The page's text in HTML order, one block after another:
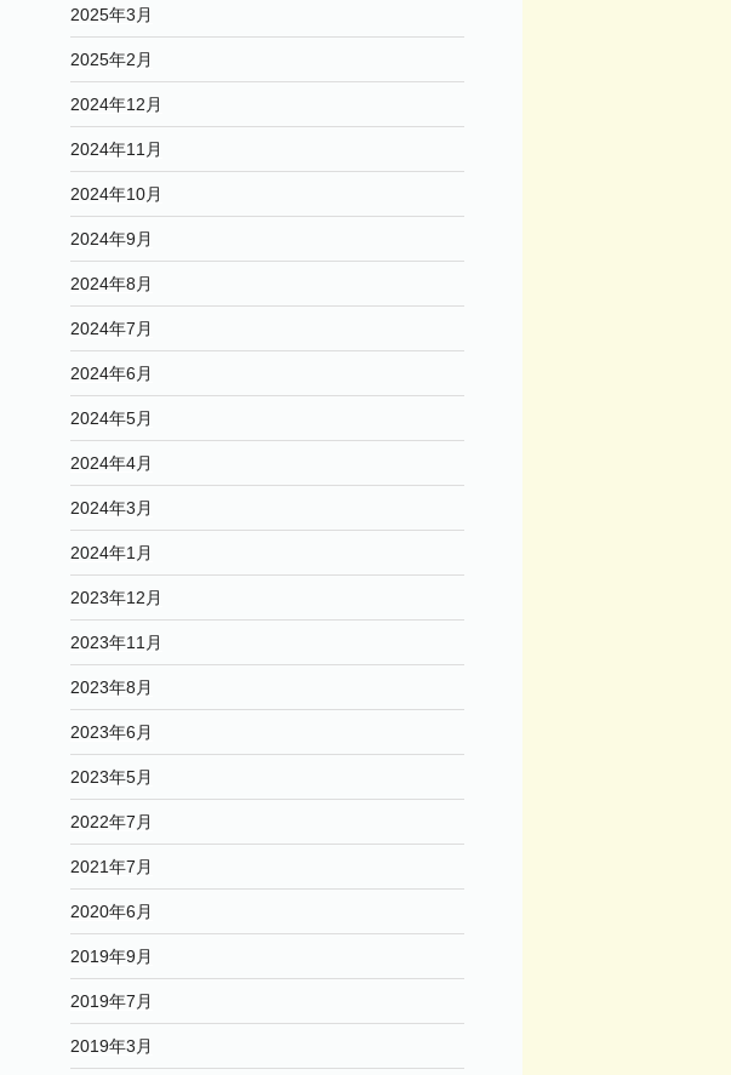
2025年3月
2025年2月
2024年12月
2024年11月
2024年10月
2024年9月
2024年8月
2024年7月
2024年6月
2024年5月
2024年4月
2024年3月
2024年1月
2023年12月
2023年11月
2023年8月
2023年6月
2023年5月
2022年7月
2021年7月
2020年6月
2019年9月
2019年7月
2019年3月